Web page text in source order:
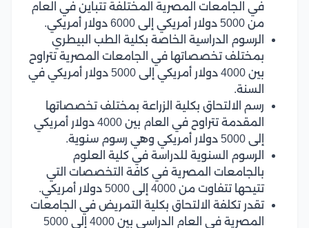
في الجامعات المصرية المختلفة تتباين في العام
من 5000 دولار أمريكي إلى 6000 دولار أمريكي.
الرسوم الدراسية الخاصة بكلية الطب البيطري
بمختلف تخصصاتها في الجامعات المصرية تتراوح
بين 4000 دولار أمريكي إلى 5000 دولار أمريكي في
السنة.
رسم الالتحاق بكلية الزراعة بمختلف تخصصاتها
المقدمة تتراوح في العام بين 4000 دولار أمريكي
إلى 5000 دولار أمريكي وهي رسوم سنوية.
الرسوم السنوية للدراسة في كلية العلوم
بالجامعات المصرية في كافة التخصصات التي
تتيحها تتفاوت من 4000 إلى 5000 دولار أمريكي.
تقدر تكلفة الالتحاق بكلية التمريض في الجامعات
المصرية في العام الدراسي بين 4000 إلى 5000